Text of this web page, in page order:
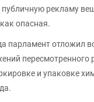
рекламу
опасная.
парламент отложил
пересмотренного
и упаковке